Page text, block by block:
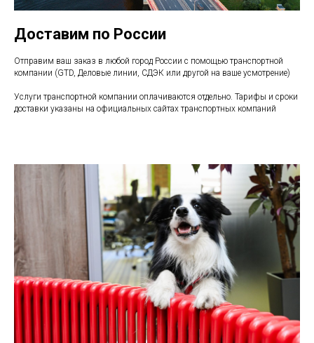
Доставим по России
Отправим ваш заказ в любой город России с помощью транспортной
компании (GTD, Деловые линии, СДЭК или другой на ваше усмотрение)
Услуги транспортной компании оплачиваются отдельно. Тарифы и сроки
доставки указаны на официальных сайтах транспортных компаний